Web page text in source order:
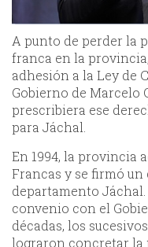
A punto de perder la
franca en la
adhesión a la Ley de
Gobierno de Marcelo
prescribiera ese
para Jáchal.
En 1994, la provincia
Francas y se firmó
departamento Jáchal.
convenio con el
décadas, los
lograron concretar la